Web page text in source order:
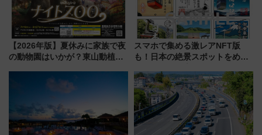
【2026年版】夏休みに家族で夜
の動物園はいかが？東山動植物
ZOO」開催情報
スマホで集める激レアNFT版
も！日本の絶景スポットをめぐ
ん)」企画がスタート